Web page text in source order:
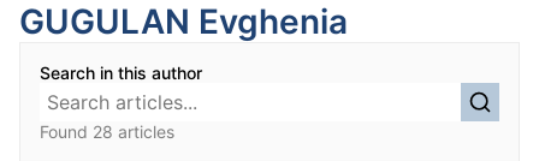
GUGULAN Evghenia
Search in this author
Found 28 articles